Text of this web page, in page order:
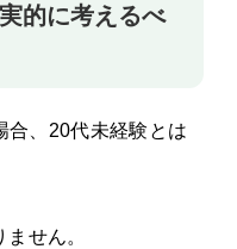
的に考えるべ
合、20代未経験とは
せん。